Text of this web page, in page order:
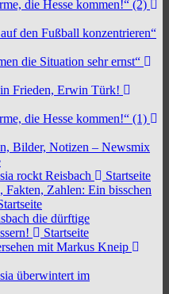
die Hesse kommen!“ (2)
den Fußball konzentrieren“
die Situation sehr ernst“
Frieden, Erwin Türk!
die Hesse kommen!“ (1)
Bilder, Notizen – Newsmix
rockt Reisbach
Startseite
Fakten, Zahlen: Ein bisschen
die dürftige
Startseite
mit Markus Kneip
überwintert im